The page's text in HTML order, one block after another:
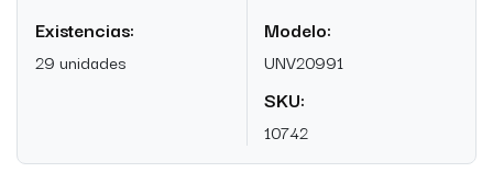
Existencias:
29 unidades
Modelo:
UNV20991
SKU:
10742